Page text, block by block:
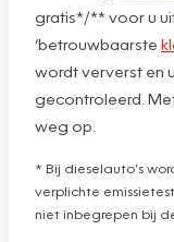
gratis*/** voor u
‘betrouwbaarste
wordt ververst en
gecontroleerd.
weg op.
* Bij dieselauto’s
verplichte
niet inbegrepen bij